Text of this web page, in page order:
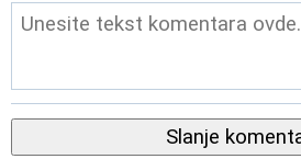
Slanje